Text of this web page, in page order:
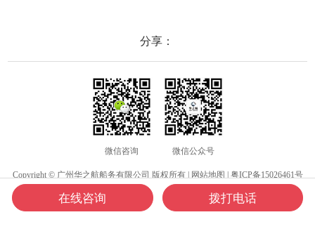
守功能。没有信号或长时间无操
使用
分享：
微信咨询 微信公众号
Copyright © 广州华之航船务有限公司 版权所有 | 网站地图 | 粤ICP备15026461号
在线咨询 拨打电话